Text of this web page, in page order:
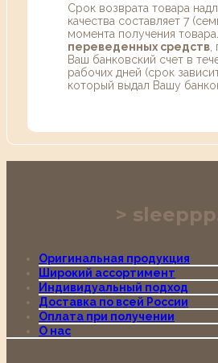
Срок возврата товара
качества составляет 7
момента получения товара.
переведенных средств
Ваш банковский счет в
рабочих дней (срок
который выдал Вашу
Оригинальная продукция
Широкий ассортимент
Индивидуальный подход
Доставка по всей России
Оплата при получении
О нас